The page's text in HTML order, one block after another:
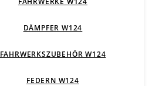
DÄMPFER W124
FAHRWERKSZUBEHÖR W124
FEDERN W124